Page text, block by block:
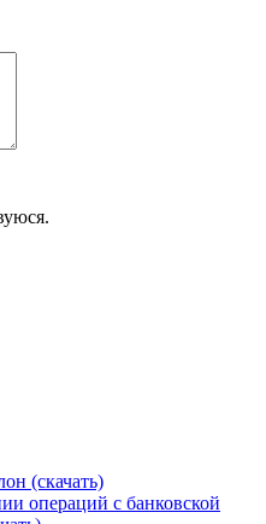
(скачать)
операций с банковской